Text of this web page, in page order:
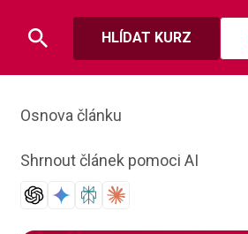
HLÍDAT KURZ
Osnova článku
Shrnout článek pomoci AI